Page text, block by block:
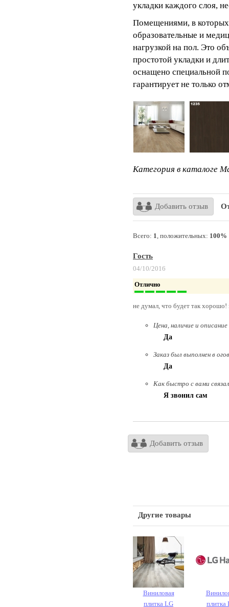
укладки каждого слоя,
Помещениями, в
образовательные и
нагрузкой на пол. Это
простотой укладки и
оснащено специальной
гарантирует не только
Категория в каталоге
Добавить отзыв
Всего: 1 , положительных: 100%
Гость
04/10/2016
Отлично
не думал, что будет так
Цена, наличие и
Да
Заказ был выполнен в
Да
Как быстро с вами
Я звонил сам
Добавить отзыв
Другие товары
Виниловая
плитка LG
плитка